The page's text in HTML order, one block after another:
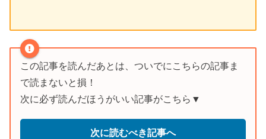
この記事を読んだあとは、ついでにこちらの記事ま
で読まないと損！
次に必ず読んだほうがいい記事がこちら▼
次に読むべき記事へ